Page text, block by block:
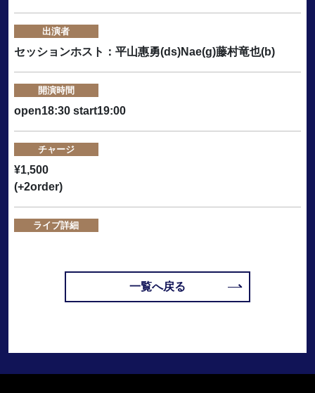
出演者
セッションホスト：平山惠勇(ds)Nae(g)藤村竜也(b)
開演時間
open18:30 start19:00
チャージ
¥1,500
(+2order)
ライブ詳細
一覧へ戻る